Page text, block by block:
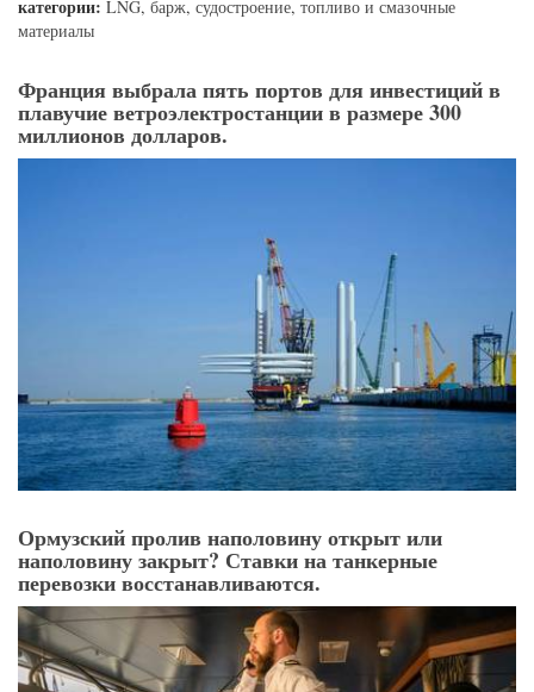
«Мы гордимся этим успешным запуском», - сказал Рональд
более чистого и более эффективного топлива для круизных и
коммерческих судов». Профессиональные и преданные сотрудники
VT Halter Marine вложили свои сердца и души в постройку судна,
судостроение
Франция выбрала пять портов для инвестиций в
плавучие ветроэлектростанции в размере 300
миллионов долларов.